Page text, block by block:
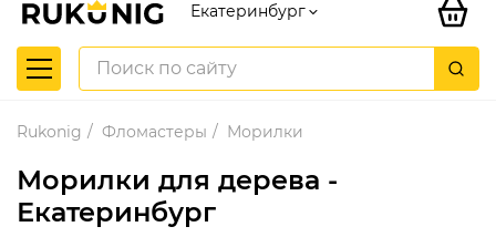
Екатеринбург
Rukonig Фломастеры Морилки
Морилки для дерева -
Екатеринбург